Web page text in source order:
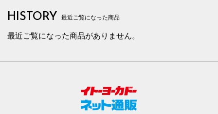
HISTORY 最近ご覧になった商品
最近ご覧になった商品がありません。